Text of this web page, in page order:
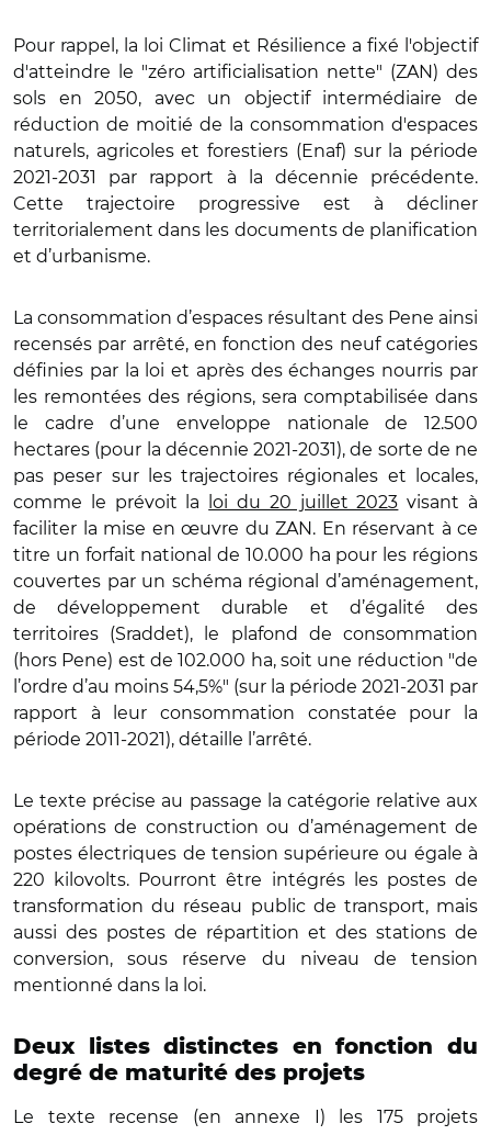
Pour rappel, la loi Climat et Résilience a fixé l'objectif
d'atteindre le "zéro artificialisation nette" (ZAN) des
sols en 2050, avec un objectif intermédiaire de
réduction de moitié de la consommation d'espaces
naturels, agricoles et forestiers (Enaf) sur la période
2021-2031 par rapport à la décennie précédente.
Cette trajectoire progressive est à décliner
territorialement dans les documents de planification
et d’urbanisme.
La consommation d’espaces résultant des Pene ainsi
recensés par arrêté, en fonction des neuf catégories
définies par la loi et après des échanges nourris par
les remontées des régions, sera comptabilisée dans
le cadre d’une enveloppe nationale de 12.500
hectares (pour la décennie 2021-2031), de sorte de ne
pas peser sur les trajectoires régionales et locales,
comme le prévoit la
loi du 20 juillet 2023 visant à
faciliter la mise en œuvre du ZAN. En réservant à ce
titre un forfait national de 10.000 ha pour les régions
couvertes par un schéma régional d’aménagement,
de développement durable et d’égalité des
territoires (Sraddet), le plafond de consommation
(hors Pene) est de 102.000 ha, soit une réduction "de
l’ordre d’au moins 54,5%" (sur la période 2021-2031 par
rapport à leur consommation constatée pour la
période 2011-2021), détaille l’arrêté.
Le texte précise au passage la catégorie relative aux
opérations de construction ou d’aménagement de
postes électriques de tension supérieure ou égale à
220 kilovolts. Pourront être intégrés les postes de
transformation du réseau public de transport, mais
aussi des postes de répartition et des stations de
conversion, sous réserve du niveau de tension
mentionné dans la loi.
Deux listes distinctes en fonction du
degré de maturité des projets
Le texte recense (en annexe I) les 175 projets